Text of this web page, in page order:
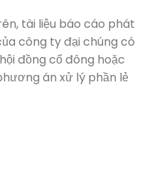
tài liệu báo cáo phát
công ty đại chúng có
đồng cổ đông hoặc
án xử lý phần lẻ